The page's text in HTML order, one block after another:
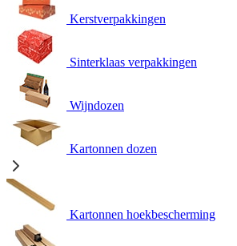
Kerstverpakkingen
Sinterklaas verpakkingen
Wijndozen
Kartonnen dozen
Kartonnen hoekbescherming